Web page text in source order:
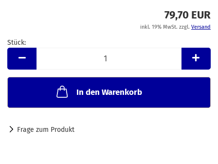
79,70 EUR
inkl. 19% MwSt. zzgl. Versand
Stück:
Stück
In den Warenkorb
Frage zum Produkt